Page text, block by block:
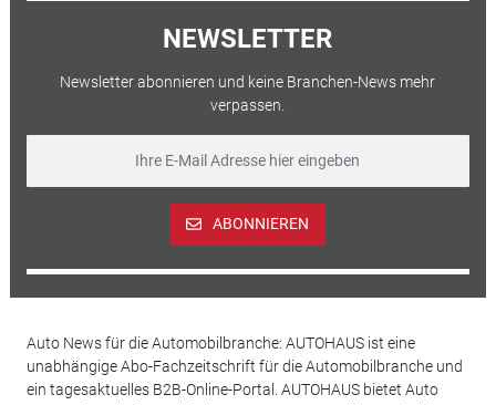
NEWSLETTER
Newsletter abonnieren und keine Branchen-News mehr
verpassen.
ABONNIEREN
Auto News für die Automobilbranche: AUTOHAUS ist eine
unabhängige Abo-Fachzeitschrift für die Automobilbranche und
ein tagesaktuelles B2B-Online-Portal. AUTOHAUS bietet Auto